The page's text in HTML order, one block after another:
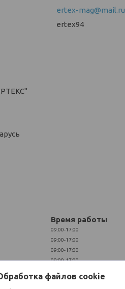
ertex-mag@mail.ru
ertex94
Время работы
09:00-17:00
09:00-17:00
09:00-17:00
09:00-17:00
Выходной
файлов cookie